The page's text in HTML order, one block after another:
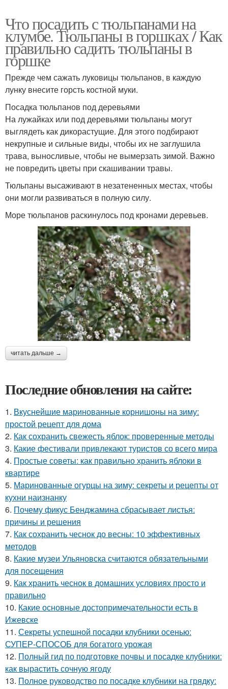
Что посадить с тюльпанами на
клумбе. Тюльпаны в горшках / Как
правильно садить тюльпаны в
горшке
Прежде чем сажать луковицы тюльпанов, в каждую
лунку внесите горсть костной муки.
Посадка тюльпанов под деревьями
На лужайках или под деревьями тюльпаны могут
выглядеть как дикорастущие. Для этого подбирают
некрупные и сильные виды, чтобы их не заглушила
трава, выносливые, чтобы не вымерзать зимой. Важно
не повредить цветы при скашивании травы.
Тюльпаны высаживают в незатененных местах, чтобы
они могли развиваться в полную силу.
Море тюльпанов раскинулось под кронами деревьев.
читать дальше →
Последние обновления на сайте:
1. Вкуснейшие маринованные корнишоны на зиму:
простой рецепт для дома
2. Как сохранить свежесть яблок: проверенные методы
3. Какие фестивали привлекают туристов со всего мира
4. Простые советы: как правильно хранить яблоки в
квартире
5. Маринованные огурцы на зиму: секреты и рецепты от
кухни наизнанку
6. Почему фикус Бенджамина сбрасывает листья:
причины и решения
7. Как сохранить чеснок до весны: 10 эффективных
методов
8. Какие музеи Ульяновска считаются обязательными
для посещения
9. Как хранить чеснок в домашних условиях просто и
правильно
10. Какие основные достопримечательности есть в
Ижевске
11. Секреты успешной посадки клубники осенью:
СУПЕР-СПОСОБ для богатого урожая
12. Полный гид по подготовке почвы и посадке клубники:
как вырастить сочную ягоду
13. Полное руководство по посадке клубники на грядку: